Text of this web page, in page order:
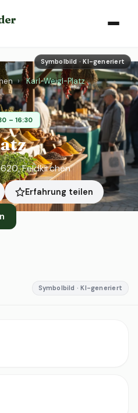
Symbolbild · KI-generiert
› Karl-Weigl-Platz
– 16:30
Feldkirchen
Erfahrung teilen
Symbolbild · KI-generiert